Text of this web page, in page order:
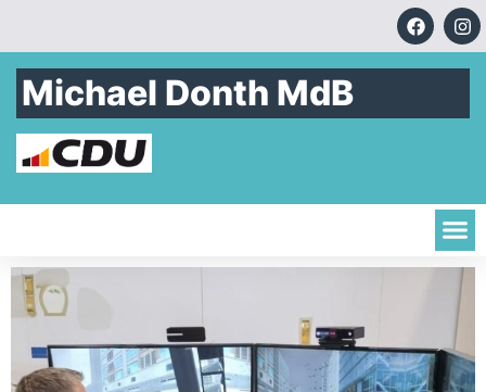
Michael Donth MdB